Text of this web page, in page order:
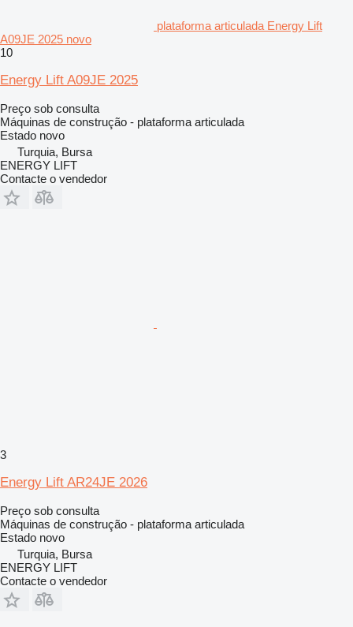
plataforma articulada Energy Lift
A09JE 2025 novo
10
Energy Lift A09JE 2025
Preço sob consulta
Máquinas de construção - plataforma articulada
Estado novo
Turquia, Bursa
ENERGY LIFT
Contacte o vendedor
3
Energy Lift AR24JE 2026
Preço sob consulta
Máquinas de construção - plataforma articulada
Estado novo
Turquia, Bursa
ENERGY LIFT
Contacte o vendedor